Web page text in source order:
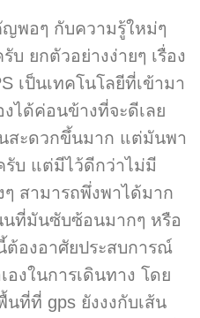
ๆ กับความรู้ใหม่ๆ
ยกตัวอย่างง่ายๆ เรื่อง
เป็นเทคโนโลยีที่เข้ามา
ได้ค่อนข้างที่จะดีเลย
สะดวกขึ้นมาก แต่มันพา
รับ แต่มีไว้ดีกว่าไม่มี
ๆ สามารถพึ่งพาได้มาก
นที่มันซับซ้อนมากๆ หรือ
ต้องอาศัยประสบการณ์
งในการเดินทาง โดย
นที่ที่ gps ยังงงกับเส้น